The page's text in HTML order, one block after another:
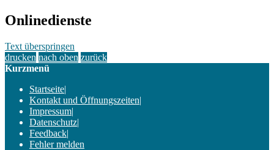
Onlinedienste
Text überspringen
drucken nach oben zurück
Kurzmenü
Startseite|
Kontakt und Öffnungszeiten|
Impressum|
Datenschutz|
Feedback|
Fehler melden